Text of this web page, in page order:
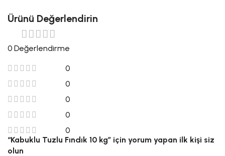
Ürünü Değerlendirin
0 Değerlendirme
0
0
0
0
0
“Kabuklu Tuzlu Fındık 10 kg” için yorum yapan ilk kişi siz
olun